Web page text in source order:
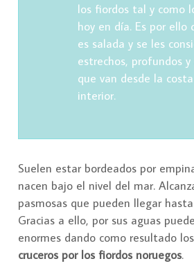
los fiordos tal y como
hoy en día. Es por ello
es salada y se les
estrechos, profundos
que van desde la
interior.
Suelen estar bordeados por
nacen bajo el nivel del mar.
pasmosas que pueden llegar
Gracias a ello, por sus aguas
enormes dando como resultado
cruceros por los fiordos noruegos.